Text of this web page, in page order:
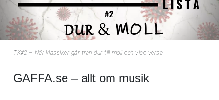
TK#2 – När klassiker går från dur till moll och vice versa
GAFFA.se – allt om musik